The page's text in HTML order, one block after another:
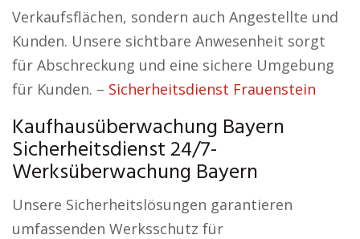
Verkaufsflächen, sondern auch Angestellte und
Kunden. Unsere sichtbare Anwesenheit sorgt
für Abschreckung und eine sichere Umgebung
für Kunden. – Sicherheitsdienst Frauenstein
Kaufhausüberwachung Bayern
Sicherheitsdienst 24/7-
Werksüberwachung Bayern
Unsere Sicherheitslösungen garantieren
umfassenden Werksschutz für